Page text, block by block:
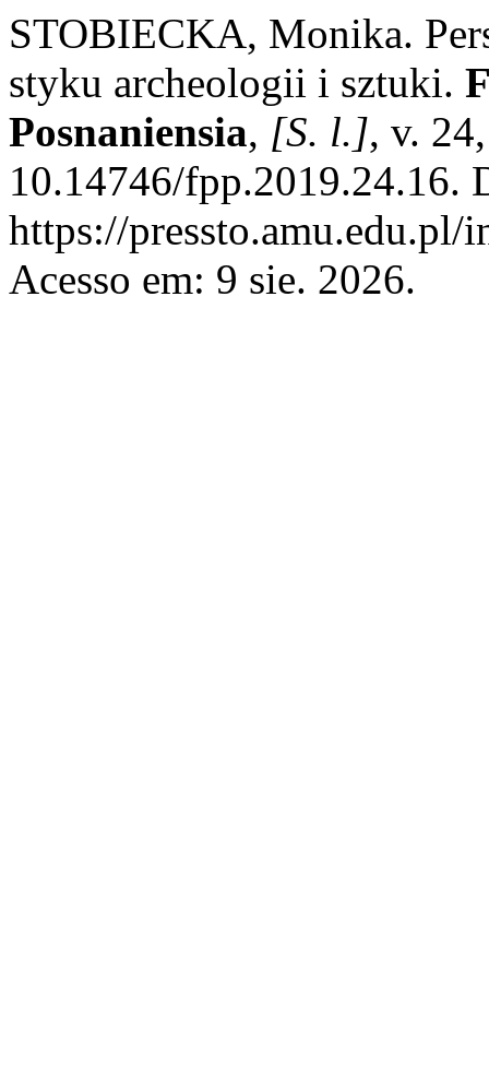
STOBIECKA, Monika.
styku archeologii i sztuki.
Posnaniensia, [S. l.], v.
10.14746/fpp.2019.24.16.
https://
Acesso em: 9 sie. 2026.